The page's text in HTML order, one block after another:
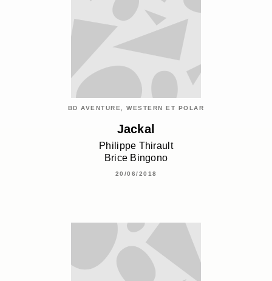
BD AVENTURE, WESTERN ET POLAR
Jackal
Philippe Thirault
Brice Bingono
20/06/2018